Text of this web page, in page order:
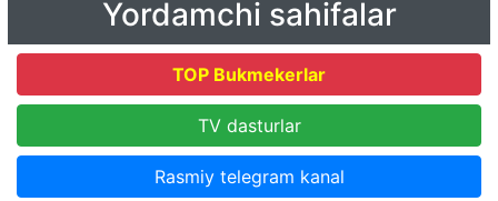
Yordamchi sahifalar
TOP Bukmekerlar
TV dasturlar
Rasmiy telegram kanal